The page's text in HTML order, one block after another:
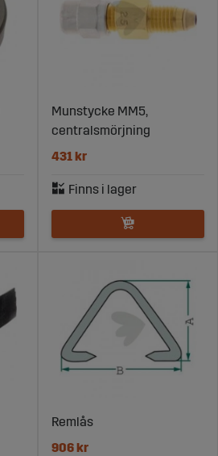
Munstycke MM5,
centralsmörjning
431 kr
Remlås
906 kr